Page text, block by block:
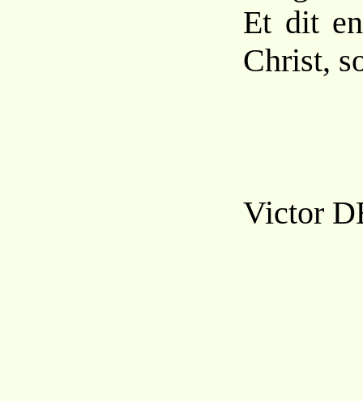
Et dit
Christ,
Victor D